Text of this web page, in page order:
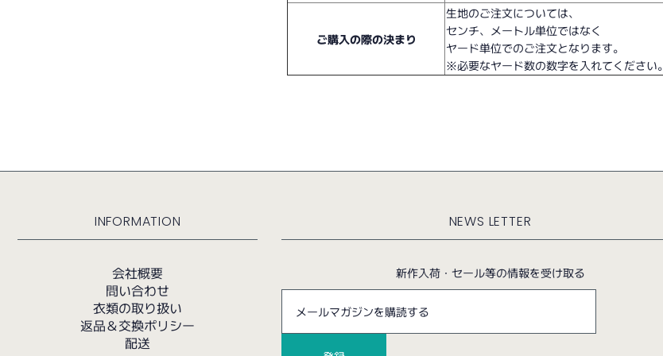
ご購入の際の決まり
生地のご注文については、
センチ、メートル単位ではなく
ヤード単位でのご注文となります。
※必要なヤード数の数字を入れてください。
INFORMATION
会社概要
問い合わせ
衣類の取り扱い
返品＆交換ポリシー
配送
NEWS LETTER
新作入荷・セール等の情報を受け取る